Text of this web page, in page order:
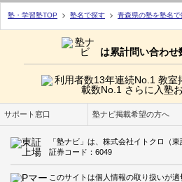
塾・学習塾TOP 塾名で探す 青森県の塾を塾名で
は累計問い合わせ
サポート窓口 塾ナビ掲載希望の方へ
「塾ナビ」は、株式会社イトクロ（
証券コード：6049
このサイトは個人情報の取り扱いが